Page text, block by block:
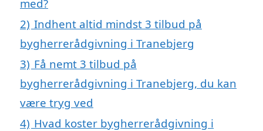
med?
2) Indhent altid mindst 3 tilbud på
bygherrerådgivning i Tranebjerg
3) Få nemt 3 tilbud på
bygherrerådgivning i Tranebjerg, du kan
være tryg ved
4) Hvad koster bygherrerådgivning i